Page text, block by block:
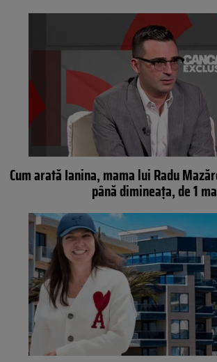
Cum arată Ianina, mama lui Radu
până dimineața, de 1